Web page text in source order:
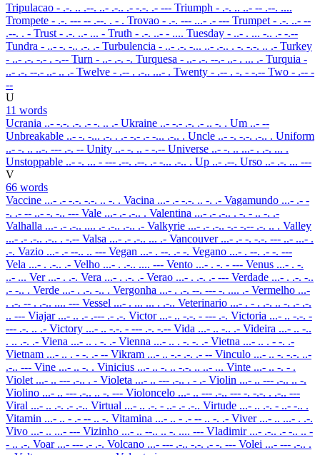
Tripulacao - .-. .. .--. ..- .-.. .- -.-. .- --- Triumph - .-. .. ..- -- .--. ....
Trompete - .-. --- -- .--. . - . Trovao - .-. --- ...- .- --- Trumpet - .-. ..- --
.--. . - Trust - .-. ..- ... - Truth - .-. ..- - .... Tuesday - ..- . ... -.. .- -.--
Tundra - ..- -. -.. .-. .- Turbulencia - ..- .-. -... ..- .-.. . -. -.-. .. .- Turkey
- ..- .-. -.- . -.-- Turn - ..- .-. -. Turquesa - ..- .-. --.- ..- . ... .- Turquia -
..- .-. --.- ..- .. .- Twelve - .-- . .-.. ...- . Twenty - .-- . -. - -.-- Two - .-- -
--
U
11 words
Ucrania ..- -.-. .-. .- -. .. .- Ukraine ..- -.- .-. .- .. -. . Um ..- --
Unbreakable ..- -. -... .-. . .- -.- .- -... .-.. . Uncle ..- -. -.-. .-.. . Uniform
..- -. .. ..-. --- .-. -- Unity ..- -. .. - -.-- Universe ..- -. .. ...- . .-. ... .
Unstoppable ..- -. ... - --- .--. .--. .- -... .-.. . Up ..- .--. Urso ..- .-. ... ---
V
66 words
Vaccine ...- .- -.-. -.-. .. -. . Vacina ...- .- -.-. .. -. .- Vagamundo ...- .- -
-. .- -- ..- -. -.. --- Vale ...- .- .-.. . Valentina ...- .- .-.. . -. - .. -. .-
Valhalla ...- .- .-.. .... .- .-.. .-.. .- Valkyrie ...- .- .-.. -.- -.-- .-. .. . Valley
...- .- .-.. .-.. . -.-- Valsa ...- .- .-.. ... .- Vancouver ...- .- -. -.-. --- ..- ...- .
.-. Vazio ...- .- --.. .. --- Vegan ...- . --. .- -. Vegano ...- . --. .- -. ---
Vela ...- . .-.. .- Velho ...- . .-.. .... --- Vento ...- . -. - --- Venus ...- . -.
..- ... Ver ...- . .-. Vera ...- . .-. .- Verao ...- . .-. .- --- Verdade ...- . .-. -..
.- -.. . Verde ...- . .-. -.. . Vergonha ...- . .-. --. --- -. .... .- Vermelho ...-
. .-. -- . .-.. .... --- Vessel ...- . ... ... . .-.. Veterinario ...- . - . .-. .. -. .- .-.
.. --- Viajar ...- .. .- .--- .- .-. Victor ...- .. -.-. - --- .-. Victoria ...- .. -.-. -
--- .-. .. .- Victory ...- .. -.-. - --- .-. -.-- Vida ...- .. -.. .- Videira ...- .. -..
. .. .-. .- Viena ...- .. . -. .- Vienna ...- .. . -. -. .- Vietna ...- .. . - -. .-
Vietnam ...- .. . - -. .- -- Vikram ...- .. -.- .-. .- -- Vinculo ...- .. -. -.-. ..-
.-.. --- Vine ...- .. -. . Vinicius ...- .. -. .. -.-. .. ..- ... Vinte ...- .. -. - .
Violet ...- .. --- .-.. . - Violeta ...- .. --- .-.. . - .- Violin ...- .. --- .-.. .. -.
Violino ...- .. --- .-.. .. -. --- Violoncelo ...- .. --- .-.. --- -. -.-. . .-.. ---
Viral ...- .. .-. .- .-.. Virtual ...- .. .-. - ..- .- .-.. Virtude ...- .. .-. - ..- -.. .
Vitamin ...- .. - .- -- .. -. Vitamina ...- .. - .- -- .. -. .- Viver ...- .. ...- . .-.
Vivo ...- .. ...- --- Vizinho ...- .. --.. .. -. .... --- Vladimir ...- .-.. .- -.. .. -
- .. .-. Voar ...- --- .- .-. Volcano ...- --- .-.. -.-. .- -. --- Volei ...- --- .-.. .